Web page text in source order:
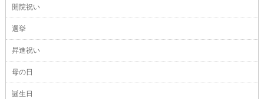
開院祝い
選挙
昇進祝い
母の日
誕生日